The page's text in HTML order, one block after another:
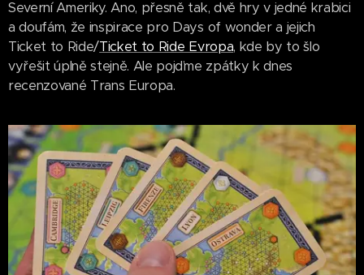
Severní Ameriky. Ano, přesně tak, dvě hry v jedné krabici
a doufám, že inspirace pro Days of wonder a jejich
Ticket to Ride/Ticket to Ride Evropa, kde by to šlo
vyřešit úplně stejně. Ale pojďme zpátky k dnes
recenzované Trans Europa.